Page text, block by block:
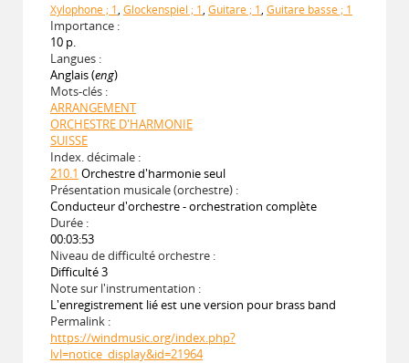
Xylophone ; 1, Glockenspiel ; 1, Guitare ; 1, Guitare basse ; 1
Importance :
10 p.
Langues :
Anglais (eng)
Mots-clés :
ARRANGEMENT
ORCHESTRE D'HARMONIE
SUISSE
Index. décimale :
210.1 Orchestre d'harmonie seul
Présentation musicale (orchestre) :
Conducteur d'orchestre - orchestration complète
Durée :
00:03:53
Niveau de difficulté orchestre :
Difficulté 3
Note sur l'instrumentation :
L'enregistrement lié est une version pour brass band
Permalink :
https://windmusic.org/index.php?
lvl=notice_display&id=21964